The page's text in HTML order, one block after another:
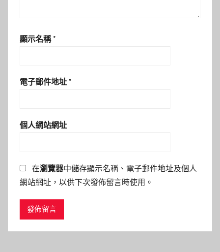
顯示名稱 *
電子郵件地址 *
個人網站網址
在瀏覽器中儲存顯示名稱、電子郵件地址及個人
網站網址，以供下次發佈留言時使用。